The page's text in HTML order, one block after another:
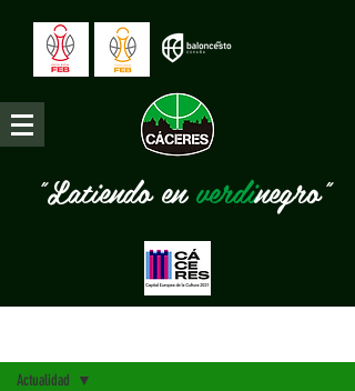
"Latiendo enverdinegro"
Actualidad